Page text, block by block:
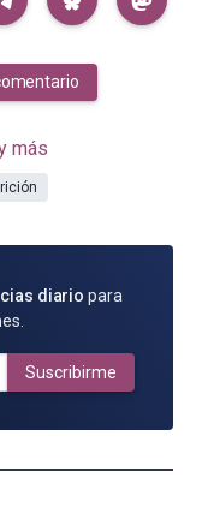
más
diario para
Suscribirme